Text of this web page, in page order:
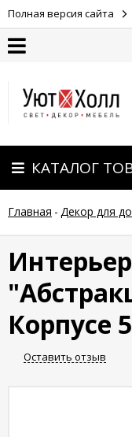
Полная версия сайта
Оплата
Доставка
Гарантия
возврат
Новости
Полезные
статьи
КАТАЛОГ
Главная - Декор для
Корпусе
Оставить отзыв